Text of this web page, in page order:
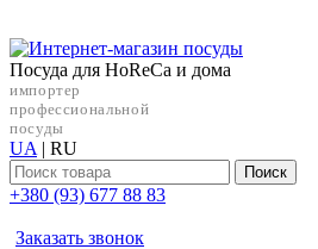
Посуда для HoReCa и дома
импортер
профессиональной
посуды
UA | RU
Поиск
+38‎0 (93) 677 88 83
Заказать звонок